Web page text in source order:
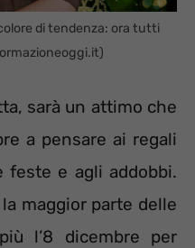
di tendenza: ora tutti
sarà un attimo che
a pensare ai regali
feste e agli addobbi.
maggior parte delle
l’8 dicembre per